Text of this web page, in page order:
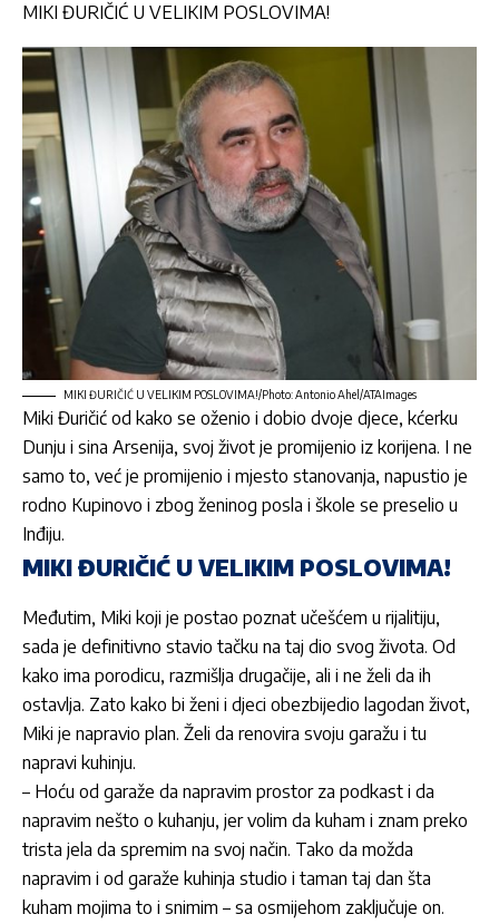
MIKI ĐURIČIĆ U VELIKIM POSLOVIMA!
MIKI ĐURIČIĆ U VELIKIM POSLOVIMA!/Photo: Antonio Ahel/ATAImages
Miki Đuričić od kako se oženio i dobio dvoje djece, kćerku
Dunju i sina Arsenija, svoj život je promijenio iz korijena. I ne
samo to, već je promijenio i mjesto stanovanja, napustio je
rodno Kupinovo i zbog ženinog posla i škole se preselio u
Inđiju.
MIKI ĐURIČIĆ U VELIKIM POSLOVIMA!
Međutim, Miki koji je postao poznat učešćem u rijalitiju,
sada je definitivno stavio tačku na taj dio svog života. Od
kako ima porodicu, razmišlja drugačije, ali i ne želi da ih
ostavlja. Zato kako bi ženi i djeci obezbijedio lagodan život,
Miki je napravio plan. Želi da renovira svoju garažu i tu
napravi kuhinju.
– Hoću od garaže da napravim prostor za podkast i da
napravim nešto o kuhanju, jer volim da kuham i znam preko
trista jela da spremim na svoj način. Tako da možda
napravim i od garaže kuhinja studio i taman taj dan šta
kuham mojima to i snimim – sa osmijehom zaključuje on.